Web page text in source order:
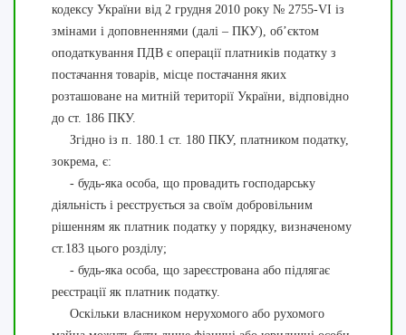
кодексу України від 2 грудня 2010 року № 2755-VI із
змінами і доповненнями (далі – ПКУ), об’єктом
оподаткування ПДВ є операції платників податку з
постачання товарів, місце постачання яких
розташоване на митній території України, відповідно
до ст. 186 ПКУ.
Згідно із п. 180.1 ст. 180 ПКУ, платником податку,
зокрема, є:
- будь-яка особа, що провадить господарську
діяльність і реєструється за своїм добровільним
рішенням як платник податку у порядку, визначеному
ст.183 цього розділу;
- будь-яка особа, що зареєстрована або підлягає
реєстрації як платник податку.
Оскільки власником нерухомого або рухомого